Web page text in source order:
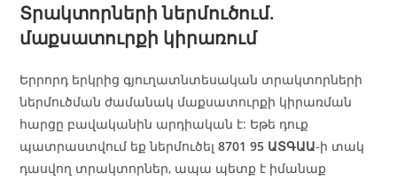
Տրակտորների ներմուծում.
մաքսատուրքի կիրառում
Երրորդ երկրից գյուղատնտեսական տրակտորների
ներմուծման ժամանակ մաքսատուրքի կիրառման
հարցը բավականին արդիական է: Եթե դուք
պատրաստվում եք ներմուծել8701 95 ԱՏԳԱԱ-ի տակ
դասվող տրակտորներ, ապա պետք է իմանաք